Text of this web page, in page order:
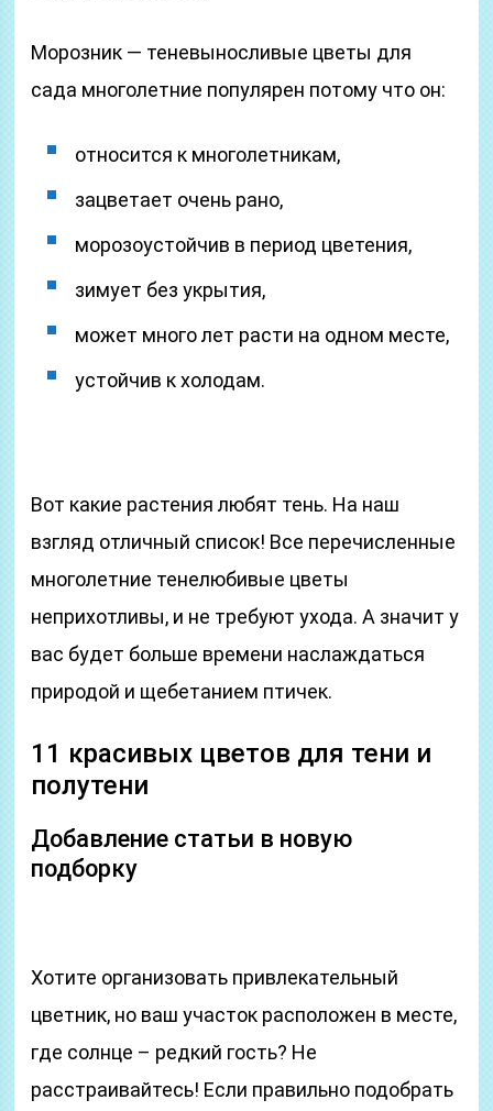
Морозник — теневыносливые цветы для
сада многолетние популярен потому что он:
относится к многолетникам,
зацветает очень рано,
морозоустойчив в период цветения,
зимует без укрытия,
может много лет расти на одном месте,
устойчив к холодам.
Вот какие растения любят тень. На наш
взгляд отличный список! Все перечисленные
многолетние тенелюбивые цветы
неприхотливы, и не требуют ухода. А значит у
вас будет больше времени наслаждаться
природой и щебетанием птичек.
11 красивых цветов для тени и
полутени
Добавление статьи в новую
подборку
Хотите организовать привлекательный
цветник, но ваш участок расположен в месте,
где солнце – редкий гость? Не
расстраивайтесь! Если правильно подобрать